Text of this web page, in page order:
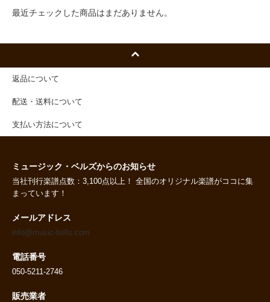
最近チェックした商品はまだありません。
返品について
配送・送料について
支払い方法について
ミュージック・ベルズからのお知らせ
当社刊行楽譜点数：3,100点以上！ 全国のオリジナル楽譜がココに集
まっています！
メールアドレス
info@music-bells.com
電話番号
050-5211-2746
販売業者